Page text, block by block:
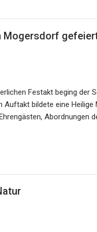
Mogersdorf
Festakt beging der
Auftakt bildete eine
Abordnungen